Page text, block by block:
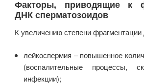
Факторы, приводящие к
ДНК сперматозоидов
К увеличению степени
лейкоспермия – повышенное
(воспалительные процессы,
инфекции);